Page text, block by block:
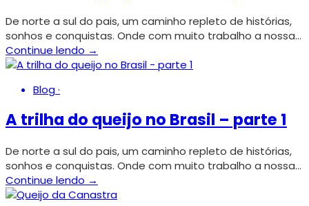
De norte a sul do pais, um caminho repleto de histórias,
sonhos e conquistas. Onde com muito trabalho a nossa…
Continue lendo →
Blog·
A trilha do queijo no Brasil – parte 1
De norte a sul do pais, um caminho repleto de histórias,
sonhos e conquistas. Onde com muito trabalho a nossa…
Continue lendo →